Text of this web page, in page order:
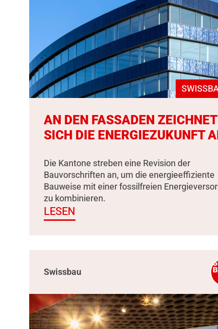
AN DEN FASSADEN ZEICHNET
SICH DIE ENERGIEZUKUNFT
Die Kantone streben eine Revision der
Bauvorschriften an, um die energieeffiziente
Bauweise mit einer fossilfreien
zu kombinieren.
LESEN
Swissbau